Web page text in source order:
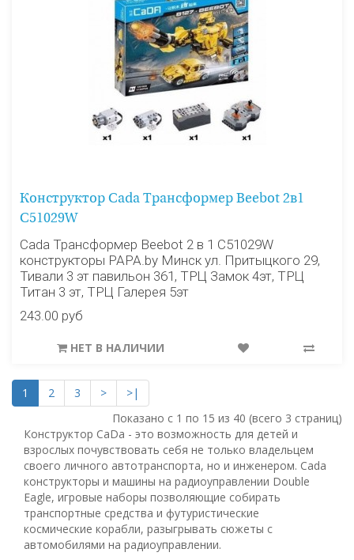
Конструктор Cada Трансформер Beebot 2в1
C51029W
Cada Трансформер Beebot 2 в 1 C51029W
конструкторы PAPA.by Минск ул. Притыцкого 29,
Тивали 3 эт павильон 361, ТРЦ Замок 4эт, ТРЦ
Титан 3 эт, ТРЦ Галерея 5эт
243.00 руб
НЕТ В НАЛИЧИИ
1 2 3 >
>|
Показано с 1 по 15 из 40 (всего 3 страниц)
Конструктор CaDa - это возможность для детей и
взрослых почувствовать себя не только владельцем
своего личного автотранспорта, но и инженером. Cada
конструкторы и машины на радиоуправлении Double
Eagle, игровые наборы позволяющие собирать
транспортные средства и футуристические
космические корабли, разыгрывать сюжеты с
автомобилями на радиоуправлении.